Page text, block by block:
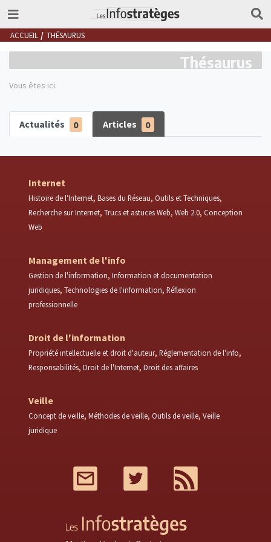
ACCUEIL THÉSAURUS
Thésaurus
Vous êtes ici:
Actualités 0 Articles 0
Internet
Histoire de l'Internet Bases du Réseau Outils et Techniques
Recherche sur Internet Trucs et astuces Web Web 2.0 Conception
Web
Management de l'info
Gestion de l'information Information et documentation
juridiques Technologies de l'information Réflexion
professionnelle
Droit de l'information
Propriété intellectuelle et droit d'auteur Réglementation de l'info
Responsabilités Droit de l'Internet Droit des affaires
Veille
Concept de veille Méthodes de veille Outils de veille Veille
juridique
Twitter